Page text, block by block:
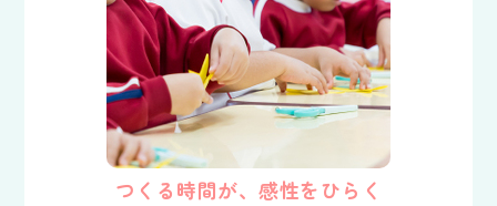
つくる時間が、感性をひらく